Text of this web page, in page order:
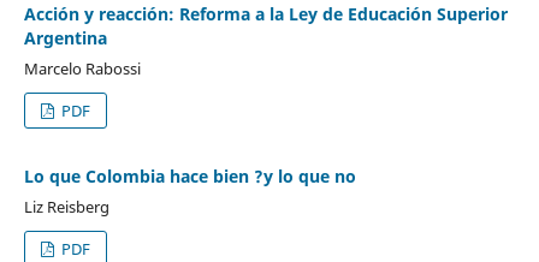
Acción y reacción: Reforma a la Ley de Educación Superior
Argentina
Marcelo Rabossi
PDF
Lo que Colombia hace bien ?y lo que no
Liz Reisberg
PDF